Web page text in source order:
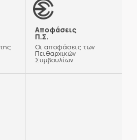
Αποφάσεις
Π.Σ.
Οι αποφάσεις των
Πειθαρχικών
Συμβουλίων